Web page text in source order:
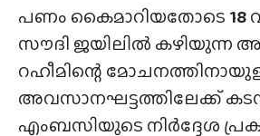
പണം കൈമാറിയതോടെ 18
സൗദി ജയിലിൽ
റഹീമിന്റെ
അവസാനഘട്ടത്തിലേക്ക്
എംബസിയുടെ നിർദ്ദേശ